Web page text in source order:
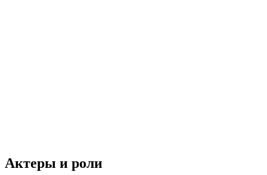
Актеры и роли